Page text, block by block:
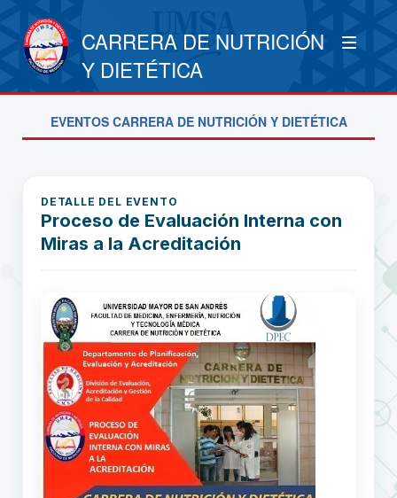
CARRERA DE NUTRICIÓN
Y DIETÉTICA
EVENTOS CARRERA DE NUTRICIÓN Y DIETÉTICA
DETALLE DEL EVENTO
Proceso de Evaluación Interna con
Miras a la Acreditación